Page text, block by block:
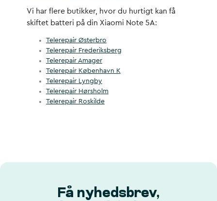
Vi har flere butikker, hvor du hurtigt kan få
skiftet batteri på din Xiaomi Note 5A:
Telerepair Østerbro
Telerepair Frederiksberg
Telerepair Amager
Telerepair København K
Telerepair Lyngby
Telerepair Hørsholm
Telerepair Roskilde
Få nyhedsbrev,